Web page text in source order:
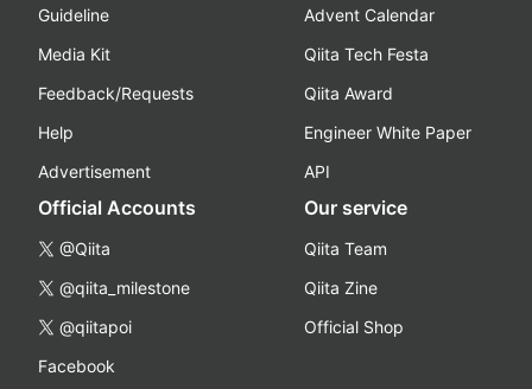
Guideline
Media Kit
Feedback/Requests
Help
Advertisement
Advent Calendar
Qiita Tech Festa
Qiita Award
Engineer White Paper
API
Official Accounts
@Qiita
@qiita_milestone
@qiitapoi
Facebook
Our service
Qiita Team
Qiita Zine
Official Shop